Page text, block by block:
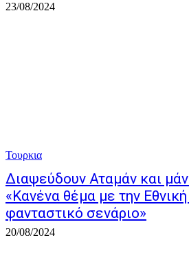
23/08/2024
Τουρκια
Διαψεύδουν Αταμάν και
«Κανένα θέμα με την
φανταστικό σενάριο»
20/08/2024